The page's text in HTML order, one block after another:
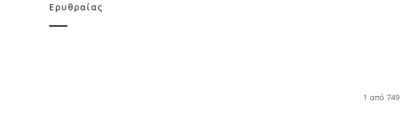
Ερυθραίας
1 από 749